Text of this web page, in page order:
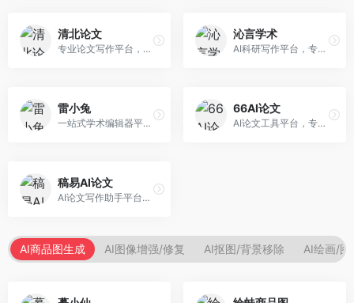
清北论文
专业论文写作平台，依托高校学术资源。面向本科生和研究生，提供论文指导、写作辅助、查重检测等服务，学术规范性强，适合追求高质量论文的用户。
沁言学术
AI科研写作平台，专注于学术研究辅助。面向研究生和科研工作者，提供文献分析、研究方法指导、论文撰写等服务，学术资源丰富，研究支持全面。
雷小兔
一站式学术编辑器平台，覆盖论文写作全流程。面向高校学生和科研人员，提供选题分析、文献检索、论文生成、查重降重等服务，操作流程清晰，学术写作效率显著提升。
66AI论文
AI论文工具平台，专注于高质量低查重论文生成。面向大学生和研究生，提供论文写作、降重修改等服务，生成内容原创度高，查重率低。
稿易AI论文
AI论文写作助手平台，提供智能化学术写作支持。面向高校学生，支持多种论文类型生成，提供参考文献管理和格式规范服务，操作流程简单。
AI商品图生成 AI图像增强/修复 AI抠图/背景移除 AI绘画/图